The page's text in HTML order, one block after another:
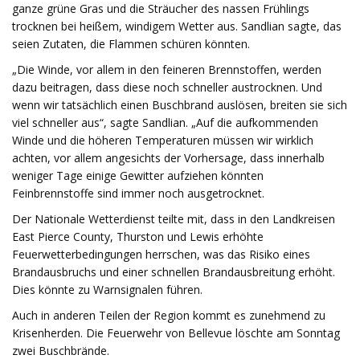
ganze grüne Gras und die Sträucher des nassen Frühlings
trocknen bei heißem, windigem Wetter aus. Sandlian sagte, das
seien Zutaten, die Flammen schüren könnten.
„Die Winde, vor allem in den feineren Brennstoffen, werden
dazu beitragen, dass diese noch schneller austrocknen. Und
wenn wir tatsächlich einen Buschbrand auslösen, breiten sie sich
viel schneller aus“, sagte Sandlian. „Auf die aufkommenden
Winde und die höheren Temperaturen müssen wir wirklich
achten, vor allem angesichts der Vorhersage, dass innerhalb
weniger Tage einige Gewitter aufziehen könnten
Feinbrennstoffe sind immer noch ausgetrocknet.
Der Nationale Wetterdienst teilte mit, dass in den Landkreisen
East Pierce County, Thurston und Lewis erhöhte
Feuerwetterbedingungen herrschen, was das Risiko eines
Brandausbruchs und einer schnellen Brandausbreitung erhöht.
Dies könnte zu Warnsignalen führen.
Auch in anderen Teilen der Region kommt es zunehmend zu
Krisenherden. Die Feuerwehr von Bellevue löschte am Sonntag
zwei Buschbrände.